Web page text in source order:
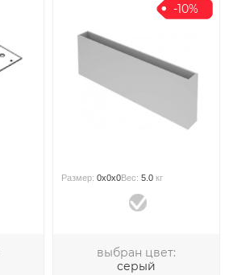
-10%
Размер:0x0x0Вес:5.0 кг
выбран цвет:
серый